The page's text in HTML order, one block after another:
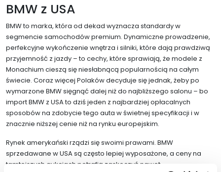
BMW z USA
BMW to marka, która od dekad wyznacza standardy w
segmencie samochodów premium. Dynamiczne prowadzenie,
perfekcyjne wykończenie wnętrza i silniki, które dają prawdziwą
przyjemność z jazdy – to cechy, które sprawiają, że modele z
Monachium cieszą się niesłabnącą popularnością na całym
świecie. Coraz więcej Polaków decyduje się jednak, żeby po
wymarzone BMW sięgnąć dalej niż do najbliższego salonu – bo
import BMW z USA to dziś jeden z najbardziej opłacalnych
sposobów na zdobycie tego auta w świetnej specyfikacji i w
znacznie niższej cenie niż na rynku europejskim.
Rynek amerykański rządzi się swoimi prawami. BMW
sprzedawane w USA są często lepiej wyposażone, a ceny na
tamtejszych aukcjach potrafią zaskoczyć nawet